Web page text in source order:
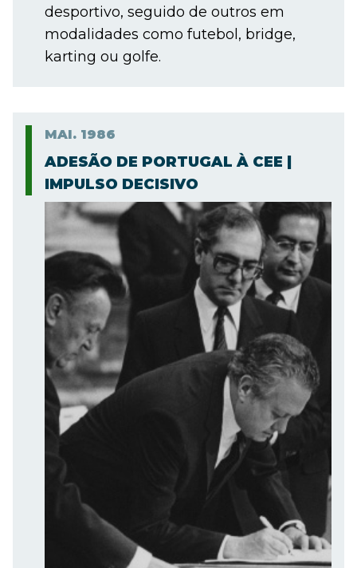
desportivo, seguido de outros em
modalidades como futebol, bridge,
karting ou golfe.
MAI. 1986
ADESÃO DE PORTUGAL À CEE |
IMPULSO DECISIVO